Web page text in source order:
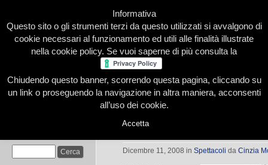
Home Presentazione Redazione Le nostre firme
Sikitikis, Rock sardo in casa
Dicembre 11, 2008 in Spettacoli da Cinzia
Informativa
Questo sito o gli strumenti terzi da questo utilizzati si avvalgono di
cookie necessari al funzionamento ed utili alle finalità illustrate
nella cookie policy. Se vuoi saperne di più consulta la
Chiudendo questo banner, scorrendo questa pagina, cliccando su
un link o proseguendo la navigazione in altra maniera, acconsenti
all’uso dei cookie.
Accetta